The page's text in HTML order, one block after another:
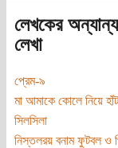
লেখকের অন্যান্য
লেখা
প্রেম-৯
মা আমাকে কোলে নিয়ে
সিলসিলা
নিস্তলরয় বনাম ফুটবল ও